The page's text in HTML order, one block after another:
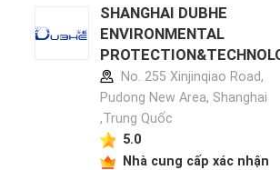
SHANGHAI DUBHE
ENVIRONMENTAL
Y CO.,LTD hồ sơ nhà sản
No. 255 Xinjinqiao Road,
Pudong New Area, Shanghai
,Trung Quốc
5.0
Nhà cung cấp xác nhận